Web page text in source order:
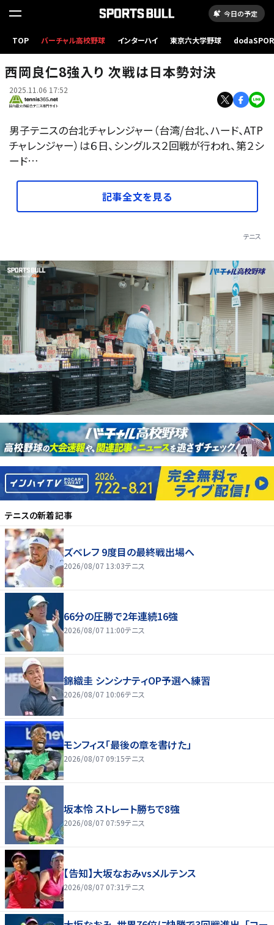
今日の予定
TOP バーチャル高校野球 インターハイ 東京六大学野球
西岡良仁8強入り 次戦は日本勢対決
2025.11.06 17:52
男子テニスの台北チャレンジャー（台湾/台北、ハード、ATP
チャレンジャー）は６日、シングルス２回戦が行われ、第２シ
ード…
記事全文を見る
テニス
テニスの新着記事
ズベレフ 9度目の最終戦出場へ
2026/08/07 13:03テニス
66分の圧勝で2年連続16強
2026/08/07 11:00テニス
錦織圭 シンシナティOP予選へ練習
2026/08/07 10:06テニス
モンフィス「最後の章を書けた」
2026/08/07 09:15テニス
坂本怜 ストレート勝ちで8強
2026/08/07 07:59テニス
【告知】大坂なおみvsメルテンス
2026/08/07 07:31テニス